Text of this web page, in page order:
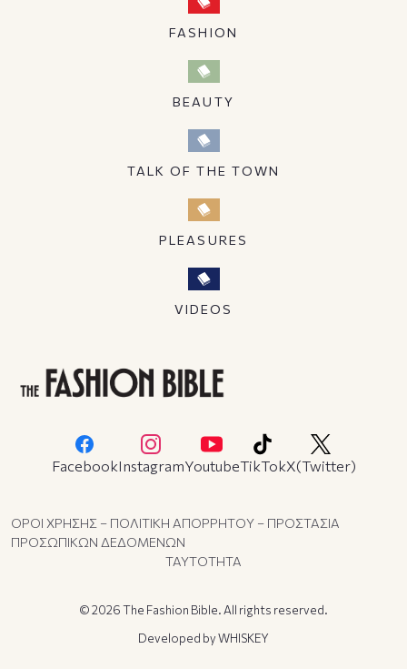
FASHION
BEAUTY
TALK OF THE TOWN
PLEASURES
VIDEOS
FacebookInstagramYoutubeTikTokX(Twitter)
ΟΡΟΙ ΧΡΗΣΗΣ – ΠΟΛΙΤΙΚΗ ΑΠΟΡΡΗΤΟΥ – ΠΡΟΣΤΑΣΙΑ
ΠΡΟΣΩΠΙΚΩΝ ΔΕΔΟΜΕΝΩΝ
ΤΑΥΤΟΤΗΤΑ
© 2026 The Fashion Bible. All rights reserved.
Developed byWHISKEY